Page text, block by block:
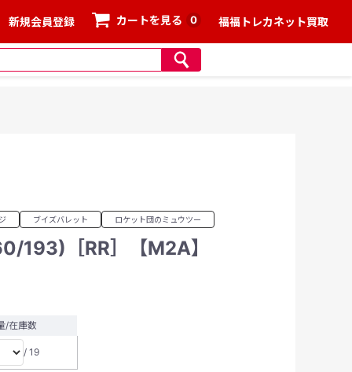
新規会員登録 カートを見る 0 福福トレカネット買取
ブイズバレット ロケット団のミュウツー
193)［RR］【M2A】
/在庫数
/ 19